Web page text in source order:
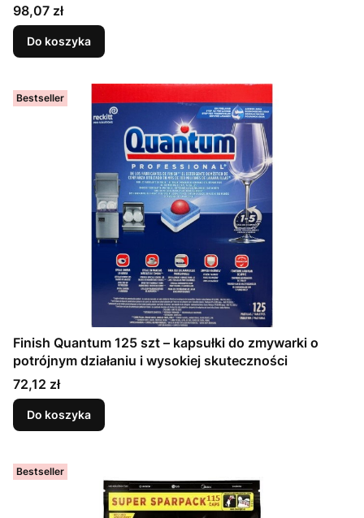
Cena
98,07 zł
Do koszyka
Bestseller
Finish Quantum 125 szt – kapsułki do zmywarki o
potrójnym działaniu i wysokiej skuteczności
Cena
72,12 zł
Do koszyka
Bestseller